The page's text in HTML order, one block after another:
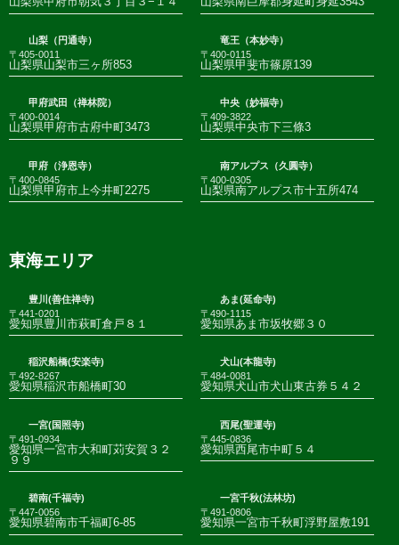
山梨（円通寺）
〒405-0011
山梨県山梨市三ヶ所853
竜王（本妙寺）
〒400-0115
山梨県甲斐市篠原139
甲府武田（禅林院）
〒400-0014
山梨県甲府市古府中町3473
中央（妙福寺）
〒409-3822
山梨県中央市下三條3
甲府（浄恩寺）
〒400-0845
山梨県甲府市上今井町2275
南アルプス（久圓寺）
〒400-0305
山梨県南アルプス市十五所474
東海エリア
豊川(善住禅寺)
〒441-0201
愛知県豊川市萩町倉戸８１
あま(延命寺)
〒490-1115
愛知県あま市坂牧郷３０
稲沢船橋(安楽寺)
〒492-8267
愛知県稲沢市船橋町30
犬山(本龍寺)
〒484-0081
愛知県犬山市犬山東古券５４２
一宮(国照寺)
〒491-0934
愛知県一宮市大和町苅安賀３２
９９
西尾(聖運寺)
〒445-0836
愛知県西尾市中町５４
碧南(千福寺)
〒447-0056
愛知県碧南市千福町6-85
一宮千秋(法林坊)
〒491-0806
愛知県一宮市千秋町浮野屋敷191